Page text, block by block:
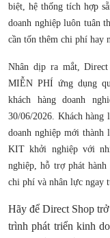
biệt, hệ thống tích hợp
doanh nghiệp luôn tuân
cần tốn thêm chi phí hay
Nhân dịp ra mắt,
MIỄN PHÍ ứng dụng
khách hàng doanh
30/06/2026. Khách hàng
doanh nghiệp mới
KIT khởi nghiệp với
nghiệp, hỗ trợ phát
chi phí và nhân lực ngay
Hãy để Direct Shop
trình phát triển kinh